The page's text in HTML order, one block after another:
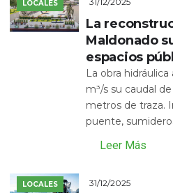
LOCALES
La
Maldonado
espacios
La obra
m³/s su caudal
metros de traza.
puente,
Leer Más
LOCALES 31/12/2025